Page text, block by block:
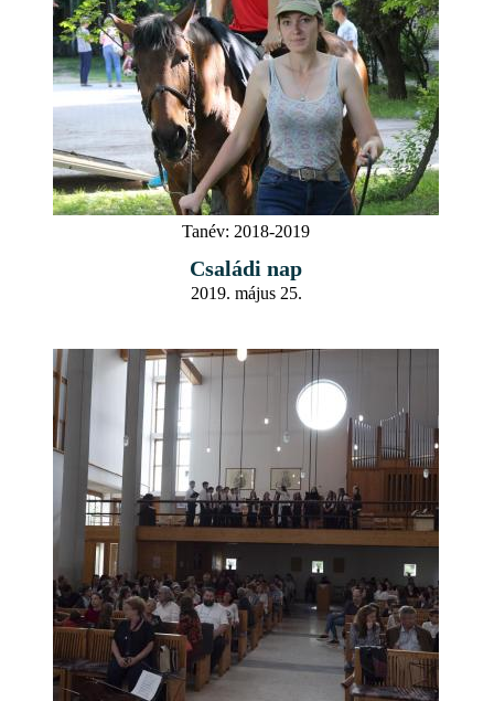
Tanév: 2018-2019
Családi nap
2019. május 25.